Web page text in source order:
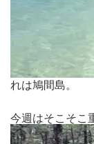
れは鳩間島。
今週はそこそこ